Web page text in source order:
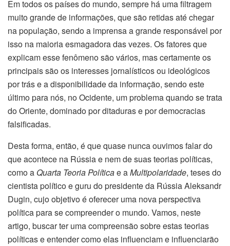
Em todos os países do mundo, sempre há uma filtragem
muito grande de informações, que são retidas até chegar
na população, sendo a imprensa a grande responsável por
isso na maioria esmagadora das vezes. Os fatores que
explicam esse fenômeno são vários, mas certamente os
principais são os interesses jornalísticos ou ideológicos
por trás e a disponibilidade da informação, sendo este
último para nós, no Ocidente, um problema quando se trata
do Oriente, dominado por ditaduras e por democracias
falsificadas.
Desta forma, então, é que quase nunca ouvimos falar do
que acontece na Rússia e nem de suas teorias políticas,
como a Quarta Teoria Políticae aMultipolaridade, teses do
cientista político e guru do presidente da Rússia Aleksandr
Dugin, cujo objetivo é oferecer uma nova perspectiva
política para se compreender o mundo. Vamos, neste
artigo, buscar ter uma compreensão sobre estas teorias
políticas e entender como elas influenciam e influenciarão